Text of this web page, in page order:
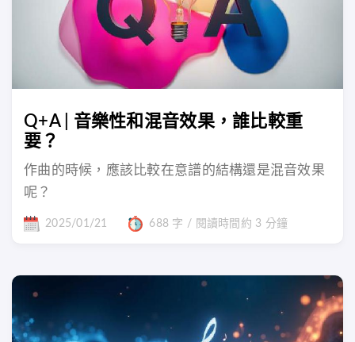
Q+A | 音樂性和混音效果，誰比較重
要？
作曲的時候，應該比較在意譜的結構還是混音效果
呢？
2025/01/21 688 字 / 閱讀時間約 3 分鐘